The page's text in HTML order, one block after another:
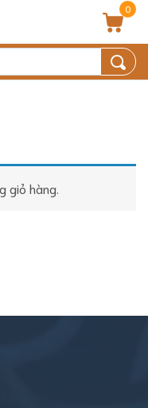
0
giỏ hàng.